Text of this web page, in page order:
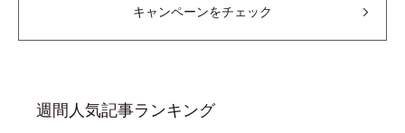
キャンペーンをチェック
週間人気記事ランキング